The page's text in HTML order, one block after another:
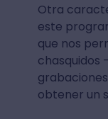
Otra
este
que nos
chasquidos
obtener un